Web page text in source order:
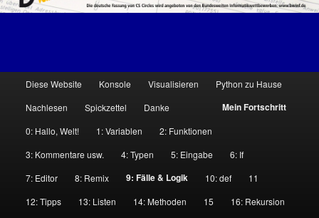
Zum
wechseln
Zum
Inhalt
wechseln
Diese Website Konsole Visualisieren
Python zu Hause
Nachlesen
Spickzettel Danke Mein Fortschritt
0: Hallo, Welt! 1: Variablen
2: Funktionen
3: Kommentare usw.
4: Typen 5: Eingabe
6: If
7: Editor
8: Remix 9: Fälle & Logik 10: def
11
12: Tipps
13: Listen 14: Methoden 15
16: Rekursion